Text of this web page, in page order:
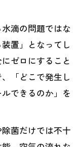
滴の問題ではな
置」となってし
ゼロにすること
「どこで発生し
できるのか」を
菌だけでは不十